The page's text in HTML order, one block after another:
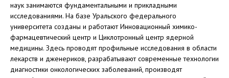
наук занимаются фундаментальными и прикладными
исследованиями. На базе Уральского федерального
университета созданы и работают Инновационный химико-
фармацевтический центр и Циклотронный центр ядерной
медицины. Здесь проводят профильные исследования в области
лекарств и дженериков, разрабатывают современные технологии
диагностики онкологических заболеваний, производят